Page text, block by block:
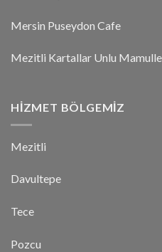
Mersin Puseydon Cafe
Mezitli Kartallar Unlu
HIZMET BÖLGEMIZ
Mezitli
Davultepe
Tece
Pozcu